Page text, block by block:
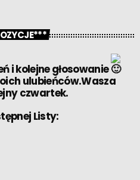
i kolejne głosowanie
ulubieńców.Wasza
czwartek.
Listy: